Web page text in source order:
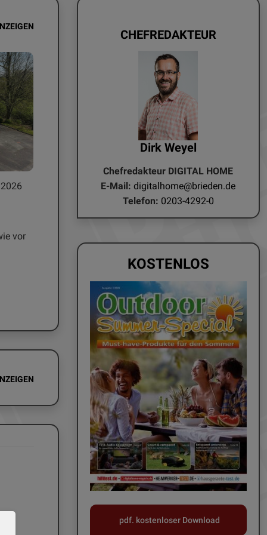
vor
CHEFREDAKTEUR
Dirk Weyel
Chefredakteur DIGITAL HOME
E-Mail: digitalhome@brieden.de
Telefon: 0203-4292-0
KOSTENLOS
pdf. kostenloser Download